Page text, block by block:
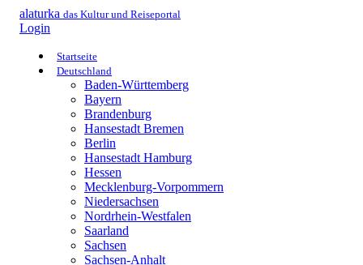
alaturka das Kultur und Reiseportal
Login
Startseite
Deutschland
Baden-Württemberg
Bayern
Brandenburg
Hansestadt Bremen
Berlin
Hansestadt Hamburg
Hessen
Mecklenburg-Vorpommern
Niedersachsen
Nordrhein-Westfalen
Saarland
Sachsen
Sachsen-Anhalt